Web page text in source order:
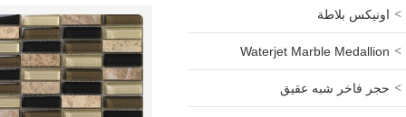
اونيكس بلاطة
Waterjet Marble Medallion
حجر فاخر شبه عقيق